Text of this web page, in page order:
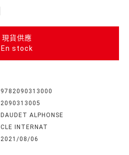
現貨供應
En stock
9782090313000
2090313005
DAUDET ALPHONSE
CLE INTERNAT
2021/08/06